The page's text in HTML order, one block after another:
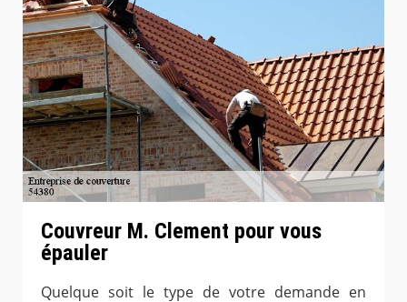
Couvreur M. Clement pour vous
épauler
Quelque soit le type de votre demande en